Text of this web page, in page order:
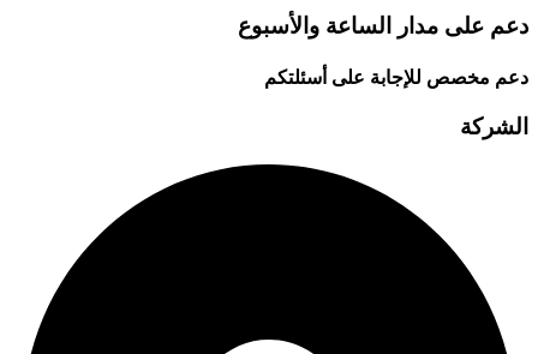
دعم على مدار الساعة والأسبوع
دعم مخصص للإجابة على أسئلتكم
الشركة